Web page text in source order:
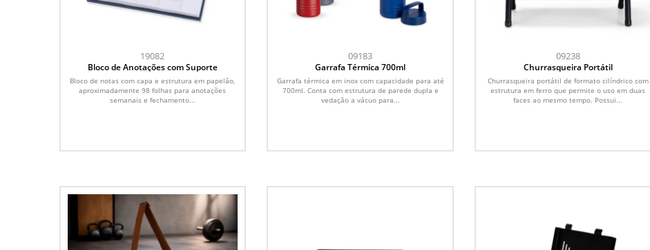
19082
Bloco de Anotações com Suporte
Bloco de notas com capa e estrutura em papelão,
aproximadamente 98 folhas para anotações
semanais e fechamento...
09183
Garrafa Térmica 700ml
Garrafa térmica em inox com capacidade para até
700ml. Conta com estrutura de parede dupla e
vedação a vácuo para...
09238
Churrasqueira Portátil
Churrasqueira portátil de formato cilíndrico com
estrutura em ferro que permite o uso em duas
faces ao mesmo tempo. Possui...